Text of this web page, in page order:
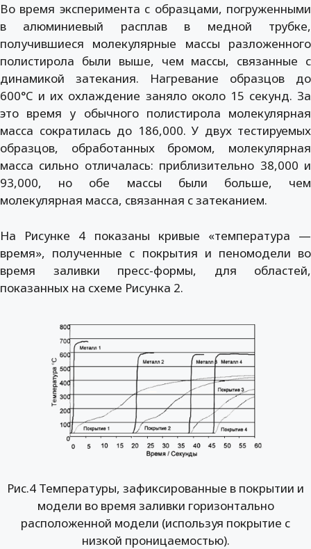
Во время эксперимента с образцами, погруженными
в алюминиевый расплав в медной трубке,
получившиеся молекулярные массы разложенного
полистирола были выше, чем массы, связанные с
динамикой затекания. Нагревание образцов до
600°C и их охлаждение заняло около 15 секунд. За
это время у обычного полистирола молекулярная
масса сократилась до 186,000. У двух тестируемых
образцов, обработанных бромом, молекулярная
масса сильно отличалась: приблизительно 38,000 и
93,000, но обе массы были больше, чем
молекулярная масса, связанная с затеканием.
На Рисунке 4 показаны кривые «температура —
время», полученные с покрытия и пеномодели во
время заливки пресс-формы, для областей,
показанных на схеме Рисунка 2.
Рис.4 Температуры, зафиксированные в покрытии и
модели во время заливки горизонтально
расположенной модели (используя покрытие с
низкой проницаемостью).